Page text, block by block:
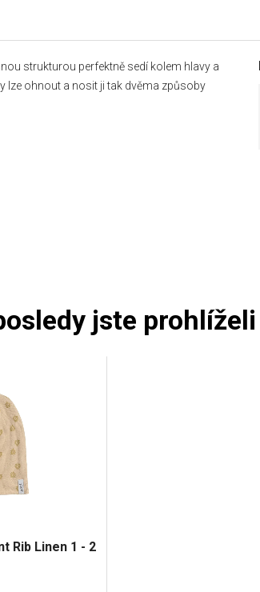
strukturou perfektně sedí kolem hlavy a
lze ohnout a nosit ji tak dvěma způsoby
jste prohlíželi
Rib Linen 1 - 2